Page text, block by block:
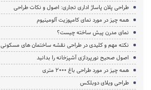
طراحی پلان پاساژ اداری تجاری: اصول و نکات طراحی
همه چیز در مورد نمای کامپوزیت آلومینیوم
نمای مدرن پیش ساخته چیست؟
نکته مهم و کلیدی در طراحی نقشه ساختمان های مسکونی
اصول صحیح نورپردازی آشپزخانه را بدانید
همه چیز در مورد طراحی باغ 2000 متری
طراحی ویلای دوبلکس